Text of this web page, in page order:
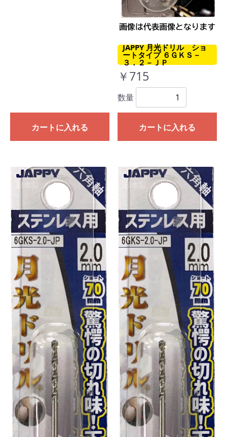
カートに入れる
JAPPY 月光ドリル ショ
ートタイプ ６ＧＫＳ－
３．２－ＪＰ
￥715
数量
カートに入れる